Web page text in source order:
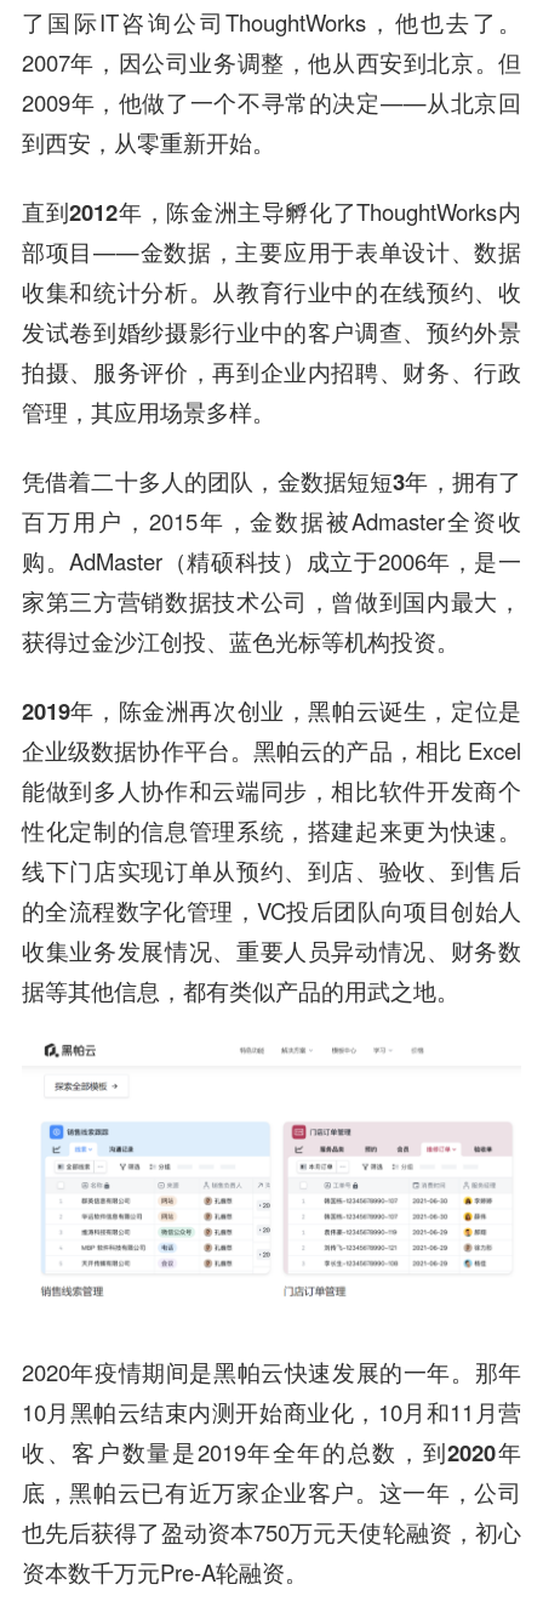
了国际IT咨询公司ThoughtWorks，他也去了。
2007年，因公司业务调整，他从西安到北京。但
2009年，他做了一个不寻常的决定——从北京回
到西安，从零重新开始。
直到2012年，陈金洲主导孵化了ThoughtWorks内
部项目——金数据 ，主要应用于表单设计、数据
收集和统计分析。从教育行业中的在线预约、收
发试卷到婚纱摄影行业中的客户调查、预约外景
拍摄、服务评价，再到企业内招聘、财务、行政
管理，其应用场景多样。
凭借着二十多人的团队，金数据短短3年，拥有了
百万用户 ，2015年，金数据被Admaster全资收
购。AdMaster（精硕科技）成立于2006年，是一
家第三方营销数据技术公司，曾做到国内最大，
获得过金沙江创投、 蓝色光标等机构投资。
2019年 ，陈金洲再次创业，黑帕云诞生，定位是
企业级数据协作平台。黑帕云的产品，相比 Excel
能做到多人协作和云端同步，相比软件开发商个
性化定制的信息管理系统，搭建起来更为快速。
线下门店实现订单从预约、到店、验收、到售后
的全流程数字化管理，VC投后团队向项目创始人
收集业务发展情况、重要人员异动情况、财务数
据等其他信息，都有类似产品的用武之地。
2020年疫情期间是黑帕云快速发展的一年。那年
10月黑帕云结束内测开始商业化，10月和11月营
收、客户数量是2019年全年的总数， 到2020年
底，黑帕云已有近万家企业客户。 这一年，公司
也先后获得了盈动资本750万元天使轮融资， 初心
资本数千万元Pre-A轮融资。